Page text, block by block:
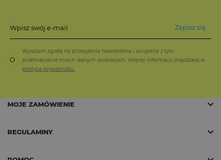
Wpisz swój e-mail Zapisz się
Wyrażam zgodę na przesyłanie newslettera i związane z tym
przetwarzanie moich danych osobowych. Więcej informacji znajdziesz w
polityce prywatności.
MOJE ZAMÓWIENIE
REGULAMINY